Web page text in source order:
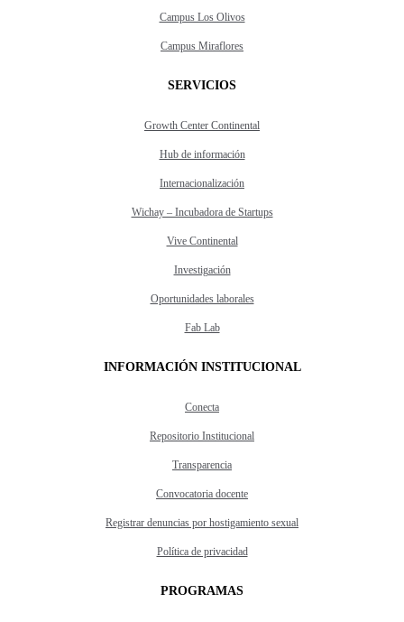
Campus Los Olivos
Campus Miraflores
SERVICIOS
Growth Center Continental
Hub de información
Internacionalización
Wichay – Incubadora de Startups
Vive Continental
Investigación
Oportunidades laborales
Fab Lab
INFORMACIÓN INSTITUCIONAL
Conecta
Repositorio Institucional
Transparencia
Convocatoria docente
Registrar denuncias por hostigamiento sexual
Política de privacidad
PROGRAMAS